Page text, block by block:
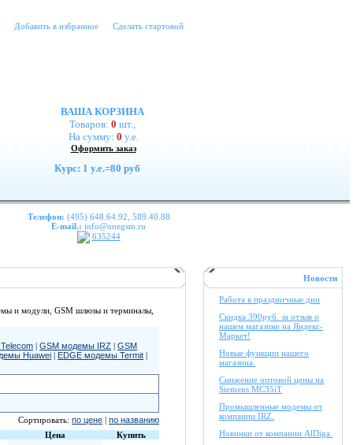
Добавить в избранное Сделать стартовой
ВАША КОРЗИНА
Товаров: 0 шт.,
На сумму: 0 у.е.
Оформить заказ
Курс: 1 у.е.=80 руб
Телефон: (495) 648.64.92, 589.40.88
E-mail.: info@onegsm.ru
635244
и модули, GSM шлюзы и терминалы,
| GSM модемы IRZ | GSM
Huawei | EDGE модемы Termit |
Сортировать: по цене | по названию
Цена
Купить
Новости
Работа в праздничные дни
Скидка 390руб. за отзыв о
нашем магазине на Яндекс-
Маркет!
Новые функции нашего
магазина.
Снижение оптовой цены на
Siemens MC35iT
Промышленные модемы от
компании IRZ.
Новинки от компании AlDiga.